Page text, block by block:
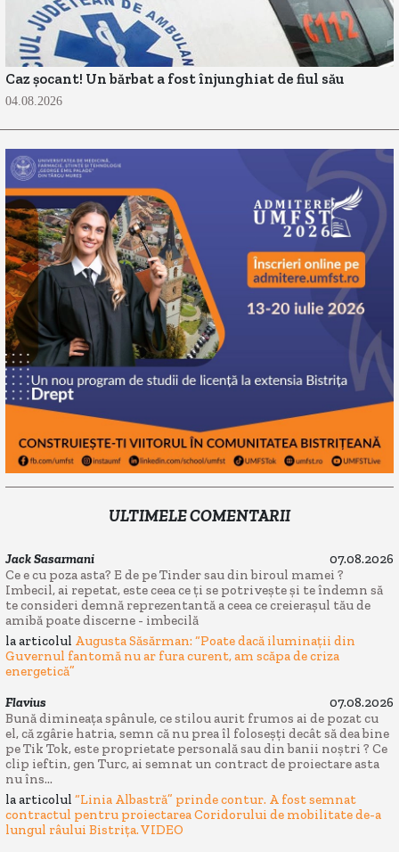
Caz șocant! Un bărbat a fost înjunghiat de fiul său
04.08.2026
ULTIMELE COMENTARII
Jack Sasarmani
07.08.2026
Ce e cu poza asta? E de pe Tinder sau din biroul mamei ?
Imbecil, ai repetat, este ceea ce ți se potrivește și te îndemn să
te consideri demnă reprezentantă a ceea ce creierașul tău de
amibă poate discerne - imbecilă
la articolul Augusta Săsărman: “Poate dacă iluminații din
Guvernul fantomă nu ar fura curent, am scăpa de criza
energetică”
Flavius
07.08.2026
Bună dimineața spânule, ce stilou aurit frumos ai de pozat cu
el, că zgârie hatria, semn că nu prea îl foloseșți decât să dea bine
pe Tik Tok, este proprietate personală sau din banii noștri ? Ce
clip ieftin, gen Turc, ai semnat un contract de proiectare asta
nu îns...
la articolul “Linia Albastră” prinde contur. A fost semnat
contractul pentru proiectarea Coridorului de mobilitate de-a
lungul râului Bistrița. VIDEO